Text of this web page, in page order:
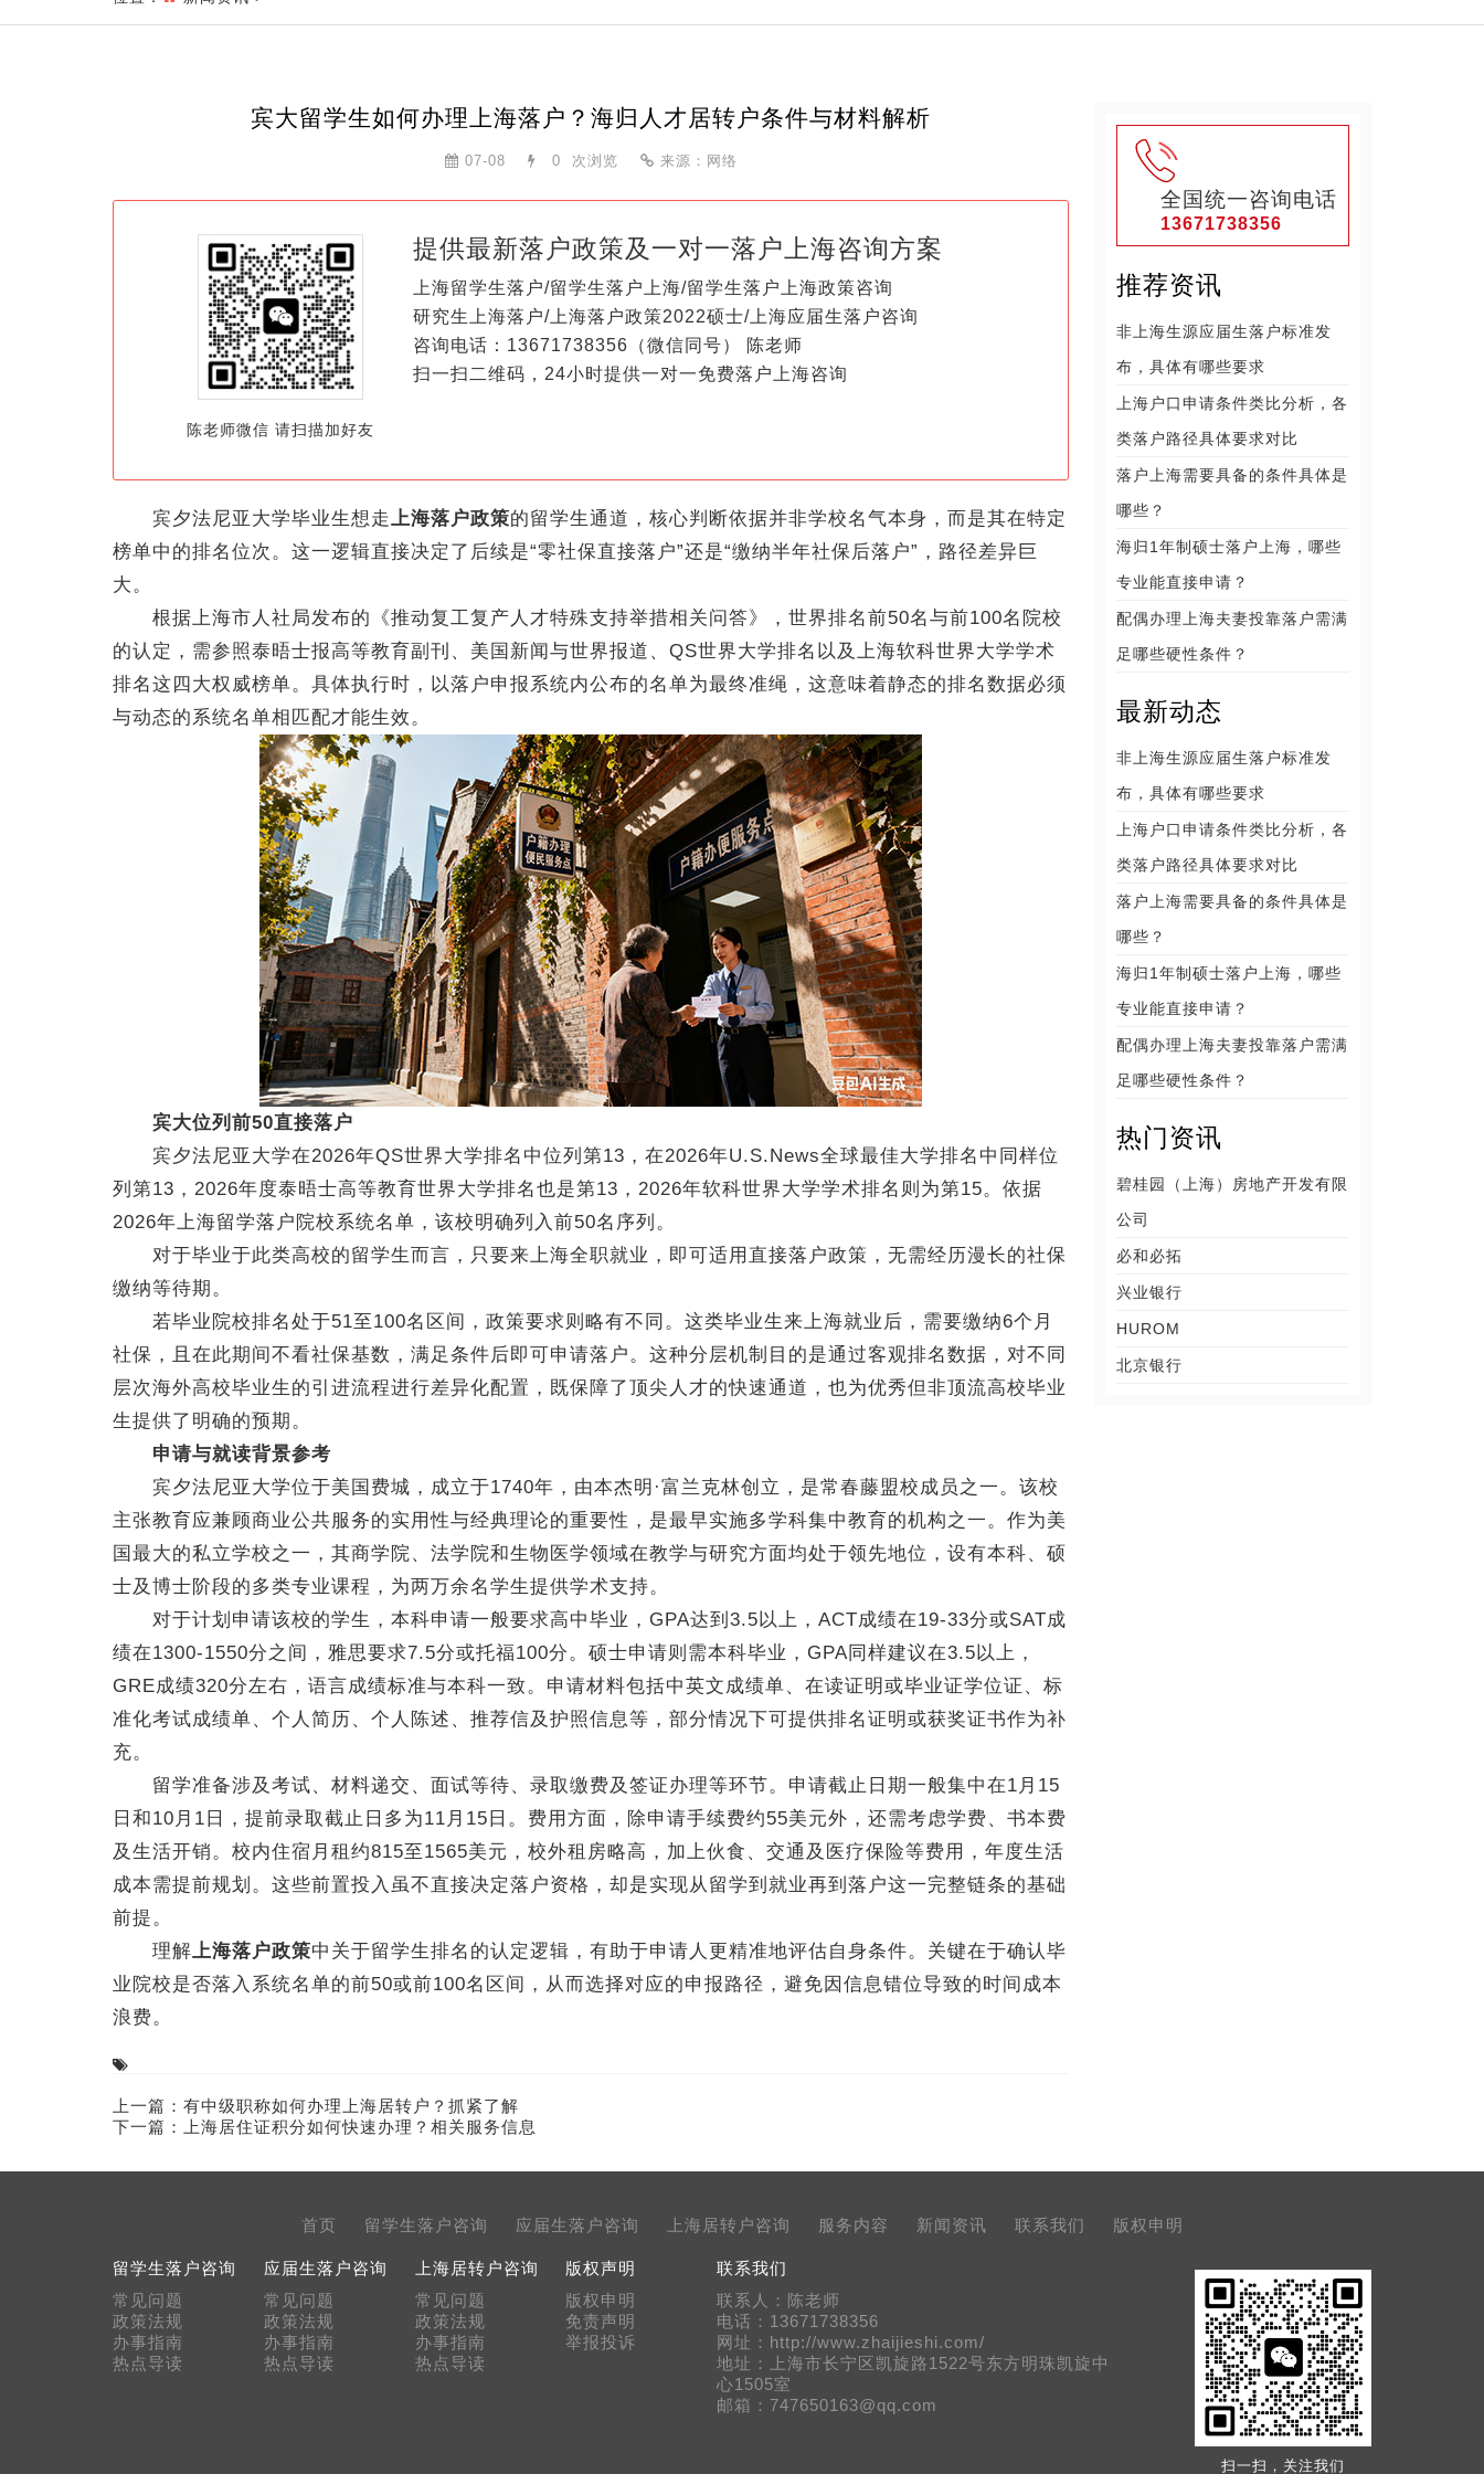
宾大留学生如何办理上海落户？海归人才居转户条件与材料解析
07-08 0 次浏览 来源：网络
陈老师微信 请扫描加好友
提供最新落户政策及一对一落户上海咨询方案
上海留学生落户/留学生落户上海/留学生落户上海政策咨询
研究生上海落户/上海落户政策2022硕士/上海应届生落户咨询
咨询电话：13671738356（微信同号） 陈老师
扫一扫二维码，24小时提供一对一免费落户上海咨询
宾夕法尼亚大学毕业生想走上海落户政策的留学生通道，核心判断依据并非学校名气本身，而是其在特定
榜单中的排名位次。这一逻辑直接决定了后续是“零社保直接落户”还是“缴纳半年社保后落户”，路径差异巨
大。
根据上海市人社局发布的《推动复工复产人才特殊支持举措相关问答》，世界排名前50名与前100名院校
的认定，需参照泰晤士报高等教育副刊、美国新闻与世界报道、QS世界大学排名以及上海软科世界大学学术
排名这四大权威榜单。具体执行时，以落户申报系统内公布的名单为最终准绳，这意味着静态的排名数据必须
与动态的系统名单相匹配才能生效。
宾大位列前50直接落户
宾夕法尼亚大学在2026年QS世界大学排名中位列第13，在2026年U.S.News全球最佳大学排名中同样位
列第13，2026年度泰晤士高等教育世界大学排名也是第13，2026年软科世界大学学术排名则为第15。依据
2026年上海留学落户院校系统名单，该校明确列入前50名序列。
对于毕业于此类高校的留学生而言，只要来上海全职就业，即可适用直接落户政策，无需经历漫长的社保
缴纳等待期。
若毕业院校排名处于51至100名区间，政策要求则略有不同。这类毕业生来上海就业后，需要缴纳6个月
社保，且在此期间不看社保基数，满足条件后即可申请落户。这种分层机制目的是通过客观排名数据，对不同
层次海外高校毕业生的引进流程进行差异化配置，既保障了顶尖人才的快速通道，也为优秀但非顶流高校毕业
生提供了明确的预期。
申请与就读背景参考
宾夕法尼亚大学位于美国费城，成立于1740年，由本杰明·富兰克林创立，是常春藤盟校成员之一。该校
主张教育应兼顾商业公共服务的实用性与经典理论的重要性，是最早实施多学科集中教育的机构之一。作为美
国最大的私立学校之一，其商学院、法学院和生物医学领域在教学与研究方面均处于领先地位，设有本科、硕
士及博士阶段的多类专业课程，为两万余名学生提供学术支持。
对于计划申请该校的学生，本科申请一般要求高中毕业，GPA达到3.5以上，ACT成绩在19-33分或SAT成
绩在1300-1550分之间，雅思要求7.5分或托福100分。硕士申请则需本科毕业，GPA同样建议在3.5以上，
GRE成绩320分左右，语言成绩标准与本科一致。申请材料包括中英文成绩单、在读证明或毕业证学位证、标
准化考试成绩单、个人简历、个人陈述、推荐信及护照信息等，部分情况下可提供排名证明或获奖证书作为补
充。
留学准备涉及考试、材料递交、面试等待、录取缴费及签证办理等环节。申请截止日期一般集中在1月15
日和10月1日，提前录取截止日多为11月15日。费用方面，除申请手续费约55美元外，还需考虑学费、书本费
及生活开销。校内住宿月租约815至1565美元，校外租房略高，加上伙食、交通及医疗保险等费用，年度生活
成本需提前规划。这些前置投入虽不直接决定落户资格，却是实现从留学到就业再到落户这一完整链条的基础
前提。
理解上海落户政策中关于留学生排名的认定逻辑，有助于申请人更精准地评估自身条件。关键在于确认毕
业院校是否落入系统名单的前50或前100名区间，从而选择对应的申报路径，避免因信息错位导致的时间成本
浪费。
上一篇： 有中级职称如何办理上海居转户？抓紧了解
下一篇：
上海居住证积分如何快速办理？相关服务信息
全国统一咨询电话
13671738356
推荐资讯
非上海生源应届生落户标准发
布，具体有哪些要求
上海户口申请条件类比分析，各
类落户路径具体要求对比
落户上海需要具备的条件具体是
哪些？
海归1年制硕士落户上海，哪些
专业能直接申请？
配偶办理上海夫妻投靠落户需满
足哪些硬性条件？
最新动态
非上海生源应届生落户标准发
布，具体有哪些要求
上海户口申请条件类比分析，各
类落户路径具体要求对比
落户上海需要具备的条件具体是
哪些？
海归1年制硕士落户上海，哪些
专业能直接申请？
配偶办理上海夫妻投靠落户需满
足哪些硬性条件？
热门资讯
碧桂园（上海）房地产开发有限
公司
必和必拓
兴业银行
HUROM
北京银行
首页 留学生落户咨询 应届生落户咨询 上海居转户咨询 服务内容 新闻资讯 联系我们 版权申明
留学生落户咨询
常见问题
政策法规
办事指南
热点导读
应届生落户咨询
常见问题
政策法规
办事指南
热点导读
上海居转户咨询
常见问题
政策法规
办事指南
热点导读
版权声明
版权申明
免责声明
举报投诉
联系我们
联系人：陈老师
电话：13671738356
网址：http://www.zhaijieshi.com/
地址：上海市长宁区凯旋路1522号东方明珠凯旋中
心1505室
邮箱：747650163@qq.com
扫一扫，关注我们